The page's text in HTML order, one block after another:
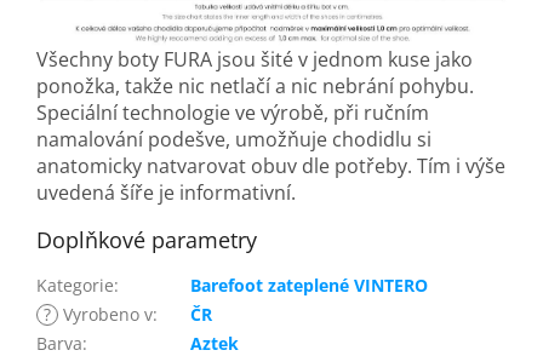
Všechny boty FURA jsou šité v jednom kuse jako
ponožka, takže nic netlačí a nic nebrání pohybu.
Speciální technologie ve výrobě, při ručním
namalování podešve, umožňuje chodidlu si
anatomicky natvarovat obuv dle potřeby. Tím i výše
uvedená šíře je informativní.
Doplňkové parametry
Kategorie:
Barefoot zateplené VINTERO
? Vyrobeno v:
ČR
Barva:
Aztek